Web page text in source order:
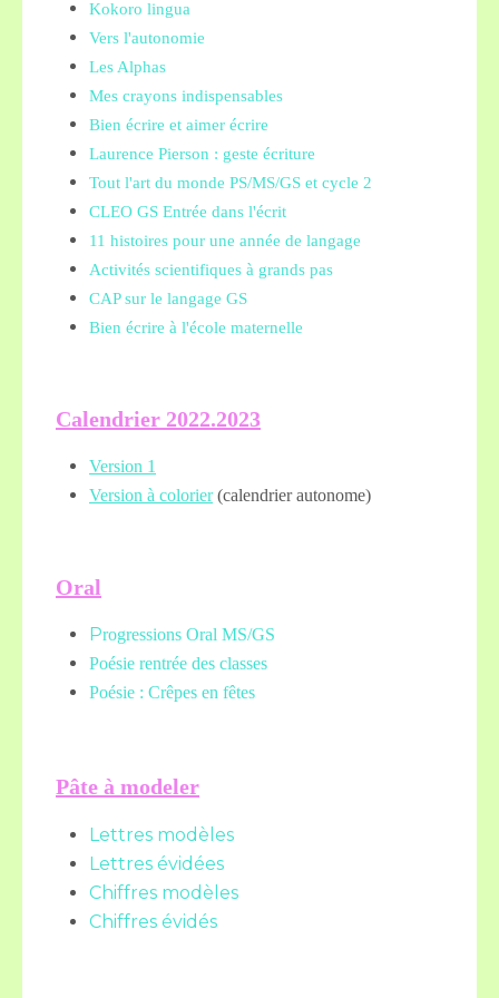
Kokoro lingua
Vers l'autonomie
Les Alphas
Mes crayons indispensables
Bien écrire et aimer écrire
Laurence Pierson : geste écriture
Tout l'art du monde PS/MS/GS et cycle 2
CLEO GS Entrée dans l'écrit
11 histoires pour une année de langage
Activités scientifiques à grands pas
CAP sur le langage GS
Bien écrire à l'école maternelle
Calendrier 2022.2023
Version 1
Version à colorier(calendrier autonome)
Oral
Progressions Oral MS/GS
Poésie rentrée des classes
Poésie : Crêpes en fêtes
Pâte à modeler
Lettres modèles
Lettres évidées
Chiffres modèles
Chiffres évidés